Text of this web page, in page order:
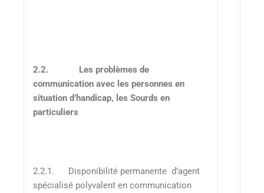
2.2.
Les problèmes de
communication avec les personnes en
situation d’handicap, les Sourds en
particuliers
2.2.1. Disponibilité permanente d’agent
spécialisé polyvalent en communication